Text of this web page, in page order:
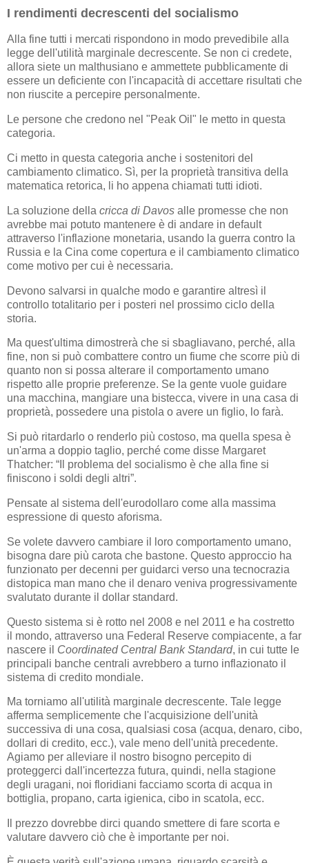
I rendimenti decrescenti del socialismo
Alla fine tutti i mercati rispondono in modo prevedibile alla
legge dell'utilità marginale decrescente. Se non ci credete,
allora siete un malthusiano e ammettete pubblicamente di
essere un deficiente con l'incapacità di accettare risultati che
non riuscite a percepire personalmente.
Le persone che credono nel "Peak Oil" le metto in questa
categoria.
Ci metto in questa categoria anche i sostenitori del
cambiamento climatico. Sì, per la proprietà transitiva della
matematica retorica, li ho appena chiamati tutti idioti.
La soluzione della cricca di Davos alle promesse che non
avrebbe mai potuto mantenere è di andare in default
attraverso l'inflazione monetaria, usando la guerra contro la
Russia e la Cina come copertura e il cambiamento climatico
come motivo per cui è necessaria.
Devono salvarsi in qualche modo e garantire altresì il
controllo totalitario per i posteri nel prossimo ciclo della
storia.
Ma quest'ultima dimostrerà che si sbagliavano, perché, alla
fine, non si può combattere contro un fiume che scorre più di
quanto non si possa alterare il comportamento umano
rispetto alle proprie preferenze. Se la gente vuole guidare
una macchina, mangiare una bistecca, vivere in una casa di
proprietà, possedere una pistola o avere un figlio, lo farà.
Si può ritardarlo o renderlo più costoso, ma quella spesa è
un'arma a doppio taglio, perché come disse Margaret
Thatcher: “Il problema del socialismo è che alla fine si
finiscono i soldi degli altri”.
Pensate al sistema dell'eurodollaro come alla massima
espressione di questo aforisma.
Se volete davvero cambiare il loro comportamento umano,
bisogna dare più carota che bastone. Questo approccio ha
funzionato per decenni per guidarci verso una tecnocrazia
distopica man mano che il denaro veniva progressivamente
svalutato durante il dollar standard.
Questo sistema si è rotto nel 2008 e nel 2011 e ha costretto
il mondo, attraverso una Federal Reserve compiacente, a far
nascere il Coordinated Central Bank Standard, in cui tutte le
principali banche centrali avrebbero a turno inflazionato il
sistema di credito mondiale.
Ma torniamo all'utilità marginale decrescente. Tale legge
afferma semplicemente che l'acquisizione dell'unità
successiva di una cosa, qualsiasi cosa (acqua, denaro, cibo,
dollari di credito, ecc.), vale meno dell'unità precedente.
Agiamo per alleviare il nostro bisogno percepito di
proteggerci dall'incertezza futura, quindi, nella stagione
degli uragani, noi floridiani facciamo scorta di acqua in
bottiglia, propano, carta igienica, cibo in scatola, ecc.
Il prezzo dovrebbe dirci quando smettere di fare scorta e
valutare davvero ciò che è importante per noi.